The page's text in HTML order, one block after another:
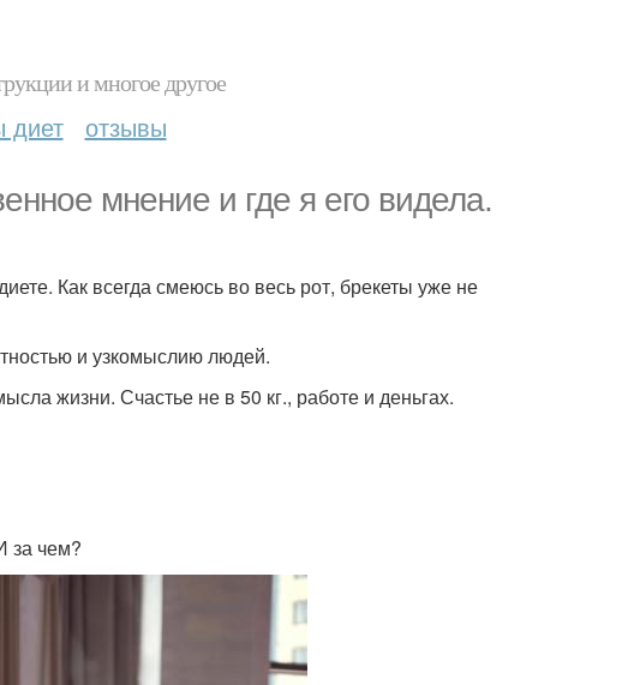
и многое другое
диет отзывы
мнение и где я его видела.
Как всегда смеюсь во весь рот, брекеты уже не
и узкомыслию людей.
жизни. Счастье не в 50 кг., работе и деньгах.
за чем?